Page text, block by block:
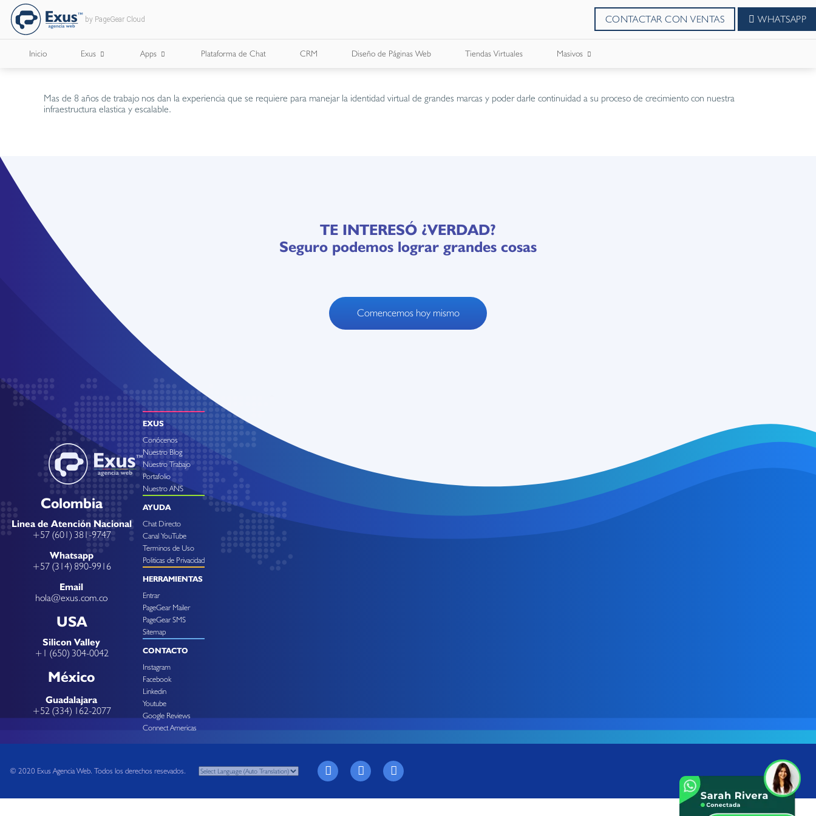
by PageGear Cloud CONTACTAR CON VENTAS WHATSAPP
Inicio Exus
¿Quienes Somos?
Apps
Apps para Cámaras de Comercio
Plataforma de Chat CRM Diseño de Páginas Web Tiendas Virtuales Masivos
SMS Masivos
Mas de 8 años de trabajo nos dan la experiencia que se requiere para manejar la identidad virtual de grandes marcas y poder darle continuidad a su proceso de crecimiento con nuestra
infraestructura elastica y escalable.
TE INTERESÓ ¿VERDAD?
Seguro podemos lograr grandes cosas
Comencemos hoy mismo
Colombia
Linea de Atención Nacional
+57 (601) 381-9747
Whatsapp
+57 (314) 890-9916
Email
hola@exus.com.co
USA
Silicon Valley
+1 (650) 304-0042
México
Guadalajara
+52 (334) 162-2077
EXUS
Conócenos
Nuestro Blog
Nuestro Trabajo
Portafolio
Nuestro ANS
AYUDA
Chat Directo
Canal YouTube
Terminos de Uso
Politicas de Privacidad
HERRAMIENTAS
Entrar
PageGear Mailer
PageGear SMS
Sitemap
CONTACTO
Instagram
Facebook
Linkedin
Youtube
Google Reviews
Connect Americas
© 2020 Exus Agencia Web. Todos los derechos resevados.